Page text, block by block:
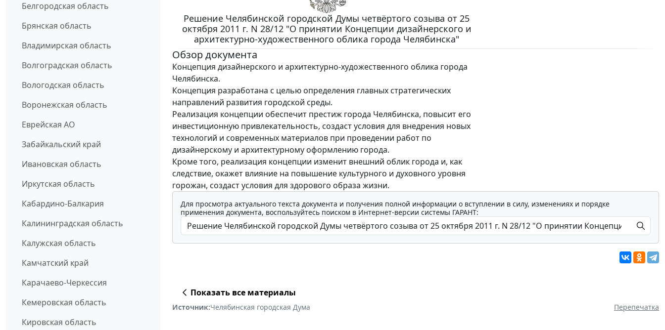
Белгородская область
Брянская область
Владимирская область
Волгоградская область
Вологодская область
Воронежская область
Еврейская АО
Забайкальский край
Ивановская область
Иркутская область
Кабардино-Балкария
Калининградская область
Калужская область
Камчатский край
Карачаево-Черкессия
Кемеровская область
Кировская область
Решение Челябинской городской Думы четвёртого созыва от 25
октября 2011 г. N 28/12 "О принятии Концепции дизайнерского и
архитектурно-художественного облика города Челябинска"
Обзор документа
Концепция дизайнерского и архитектурно-художественного облика города
Челябинска.
Концепция разработана с целью определения главных стратегических
направлений развития городской среды.
Реализация концепции обеспечит престиж города Челябинска, повысит его
инвестиционную привлекательность, создаст условия для внедрения новых
технологий и современных материалов при проведении работ по
дизайнерскому и архитектурному оформлению города.
Кроме того, реализация концепции изменит внешний облик города и, как
следствие, окажет влияние на повышение культурного и духовного уровня
горожан, создаст условия для здорового образа жизни.
Для просмотра актуального текста документа и получения полной информации о вступлении в силу, изменениях и порядке
применения документа, воспользуйтесь поиском в Интернет-версии системы ГАРАНТ:
Показать все материалы
Источник:Челябинская городская Дума Перепечатка